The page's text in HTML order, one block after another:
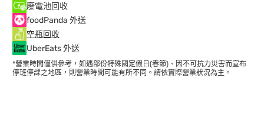
廢電池回收
foodPanda 外送
空瓶回收
UberEats 外送
*營業時間僅供參考，如遇部份特殊國定假日(春節)、因不可抗力災害而宣布
停班停課之地區，則營業時間可能有所不同。請依實際營業狀況為主。